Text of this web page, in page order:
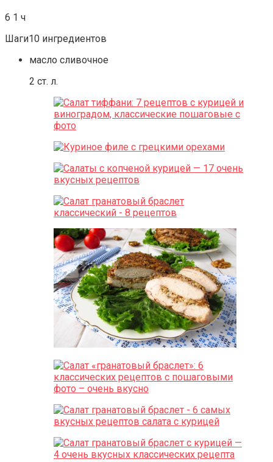
6 1 ч
Шаги10 ингредиентов
масло сливочное
2 ст. л.